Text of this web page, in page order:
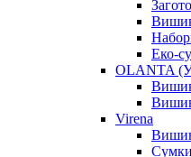
Еко-
OLANTA
Virena
Сумки